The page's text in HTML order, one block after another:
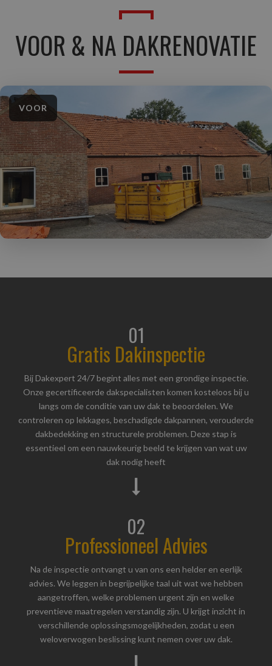
VOOR & NA DAKRENOVATIE
NA
01
Gratis Dakinspectie
Bij Dakexpert 24/7 begint alles met een grondige inspectie.
Onze gecertificeerde dakspecialisten komen kosteloos bij u
langs om de conditie van uw dak te beoordelen. We
controleren op lekkages, beschadigde dakpannen, verouderde
dakbedekking en structurele problemen. Deze stap is
essentieel om een nauwkeurig beeld te krijgen van wat uw
dak nodig heeft
02
Professioneel Advies
Na de inspectie ontvangt u van ons een helder en eerlijk
advies. We leggen in begrijpelijke taal uit wat we hebben
aangetroffen, welke problemen urgent zijn en welke
preventieve maatregelen verstandig zijn. U krijgt inzicht in
verschillende oplossingsmogelijkheden, zodat u een
weloverwogen beslissing kunt nemen over uw dak.